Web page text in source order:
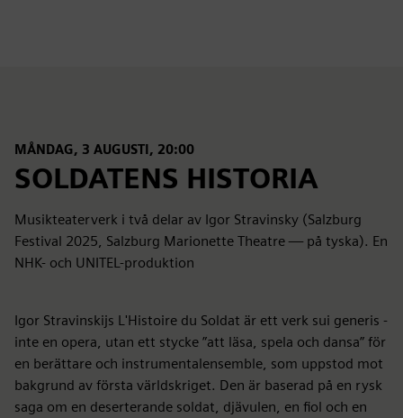
MÅNDAG, 3 AUGUSTI, 20:00
SOLDATENS HISTORIA
Musikteaterverk i två delar av Igor Stravinsky (Salzburg
Festival 2025, Salzburg Marionette Theatre — på tyska). En
NHK- och UNITEL-produktion
Igor Stravinskijs L'Histoire du Soldat är ett verk sui generis -
inte en opera, utan ett stycke ”att läsa, spela och dansa” för
en berättare och instrumentalensemble, som uppstod mot
bakgrund av första världskriget. Den är baserad på en rysk
saga om en deserterande soldat, djävulen, en fiol och en